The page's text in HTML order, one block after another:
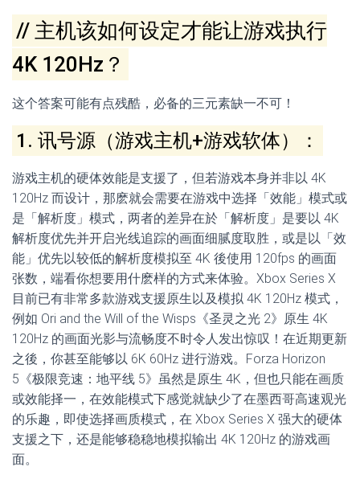
// 主机该如何设定才能让游戏执行
4K 120Hz？
这个答案可能有点残酷，必备的三元素缺一不可！
1. 讯号源（游戏主机+游戏软体）：
游戏主机的硬体效能是支援了，但若游戏本身并非以 4K
120Hz 而设计，那麽就会需要在游戏中选择「效能」模式或
是「解析度」模式，两者的差异在於「解析度」是要以 4K
解析度优先并开启光线追踪的画面细腻度取胜，或是以「效
能」优先以较低的解析度模拟至 4K 後使用 120fps 的画面
张数，端看你想要用什麽样的方式来体验。Xbox Series X
目前已有非常多款游戏支援原生以及模拟 4K 120Hz 模式，
例如 Ori and the Will of the Wisps《圣灵之光 2》原生 4K
120Hz 的画面光影与流畅度不时令人发出惊叹！在近期更新
之後，你甚至能够以 6K 60Hz 进行游戏。Forza Horizon
5《极限竞速：地平线 5》虽然是原生 4K，但也只能在画质
或效能择一，在效能模式下感觉就缺少了在墨西哥高速观光
的乐趣，即使选择画质模式，在 Xbox Series X 强大的硬体
支援之下，还是能够稳稳地模拟输出 4K 120Hz 的游戏画
面。